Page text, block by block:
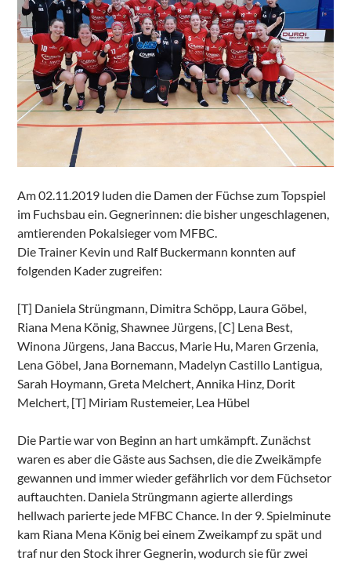
Am 02.11.2019 luden die Damen der Füchse zum Topspiel
im Fuchsbau ein. Gegnerinnen: die bisher ungeschlagenen,
amtierenden Pokalsieger vom MFBC.
Die Trainer Kevin und Ralf Buckermann konnten auf
folgenden Kader zugreifen:
[T] Daniela Strüngmann, Dimitra Schöpp, Laura Göbel,
Riana Mena König, Shawnee Jürgens, [C] Lena Best,
Winona Jürgens, Jana Baccus, Marie Hu, Maren Grzenia,
Lena Göbel, Jana Bornemann, Madelyn Castillo Lantigua,
Sarah Hoymann, Greta Melchert, Annika Hinz, Dorit
Melchert, [T] Miriam Rustemeier, Lea Hübel
Die Partie war von Beginn an hart umkämpft. Zunächst
waren es aber die Gäste aus Sachsen, die die Zweikämpfe
gewannen und immer wieder gefährlich vor dem Füchsetor
auftauchten. Daniela Strüngmann agierte allerdings
hellwach parierte jede MFBC Chance. In der 9. Spielminute
kam Riana Mena König bei einem Zweikampf zu spät und
traf nur den Stock ihrer Gegnerin, wodurch sie für zwei